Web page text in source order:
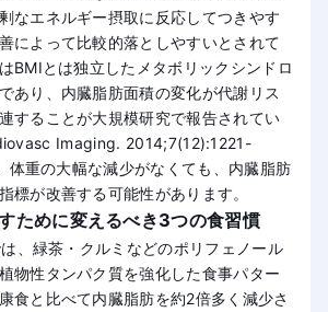
なエネルギー摂取に反応してつきやす
によって比較的落としやすいとされて
BMIとは独立したメタボリックシンドロ
あり、内臓脂肪面積の変化が代謝リス
することが大規模研究で報告されてい
Imaging. 2014;7(12):1221-
体重の大幅な減少がなくても、内臓脂肪
標が改善する可能性があります。
ために変えるべき3つの食習慣
、緑茶・クルミなどのポリフェノール
物性タンパク質を強化した食事パター
食と比べて内臓脂肪を約2倍多く減少さ